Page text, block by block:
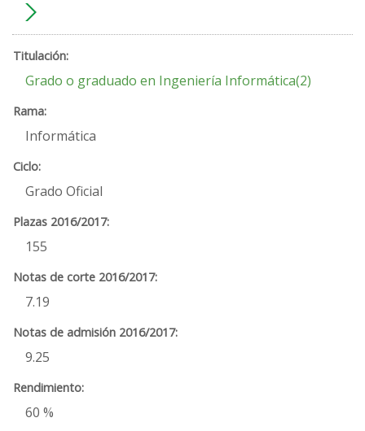
Grado o graduado en Ingeniería Informática(2)
Informática
Grado Oficial
155
7.19
9.25
60 %